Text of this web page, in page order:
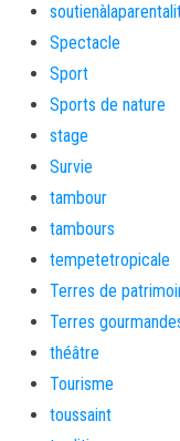
Spectacle
Sport
Sports de nature
stage
Survie
tambour
tambours
tempetetropicale
Terres de
Terres
théâtre
Tourisme
toussaint